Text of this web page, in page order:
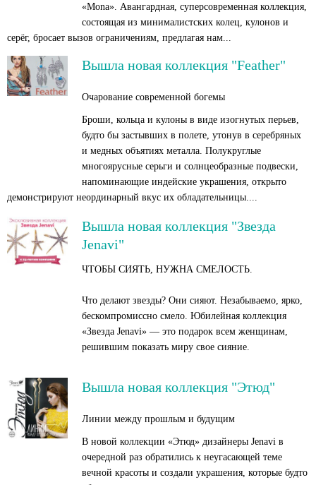
«Моnа». Авангардная, суперсовременная коллекция,
состоящая из минималистских колец, кулонов и
серёг, бросает вызов ограничениям, предлагая нам...
Вышла новая коллекция "Feather"
Очарование современной богемы
Броши, кольца и кулоны в виде изогнутых перьев,
будто бы застывших в полете, утонув в серебряных
и медных объятиях металла. Полукруглые
многоярусные серьги и солнцеобразные подвески,
напоминающие индейские украшения, открыто
демонстрируют неординарный вкус их обладательницы....
Вышла новая коллекция "Звезда
Jenavi"
ЧТОБЫ СИЯТЬ, НУЖНА СМЕЛОСТЬ.
Что делают звезды? Они сияют. Незабываемо, ярко,
бескомпромиссно смело. Юбилейная коллекция
«Звезда Jenavi» — это подарок всем женщинам,
решившим показать миру свое сияние.
Вышла новая коллекция "Этюд"
Линии между прошлым и будущим
В новой коллекции «Этюд» дизайнеры Jenavi в
очередной раз обратились к неугасающей теме
вечной красоты и создали украшения, которые будто